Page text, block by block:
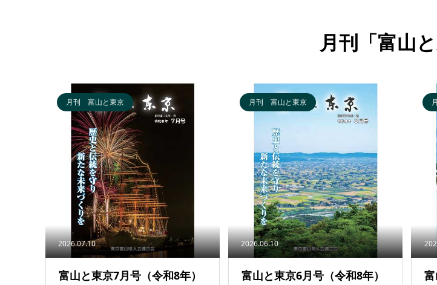
月刊「富山と
2026.07.10
月刊 富山と東京
富山と東京7月号（令和8年）
2026.06.10
月刊 富山と東京
富山と東京6月号（令和8年）